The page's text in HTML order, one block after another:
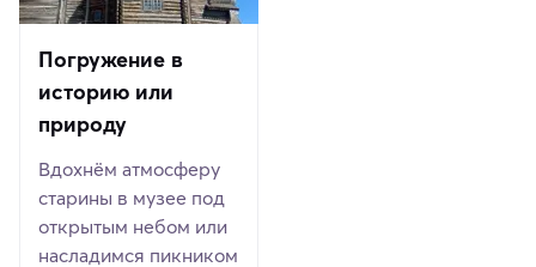
Погружение в
историю или
природу
Вдохнём атмосферу
старины в музее под
открытым небом или
насладимся пикником